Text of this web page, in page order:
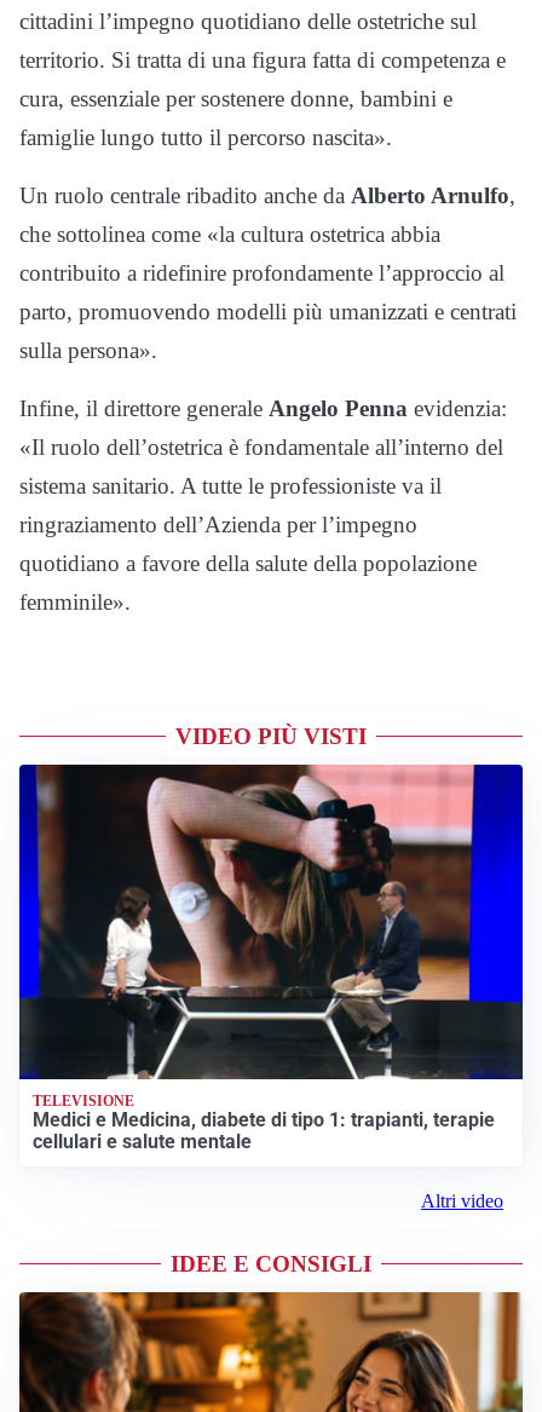
cittadini l’impegno quotidiano delle ostetriche sul
territorio. Si tratta di una figura fatta di competenza e
cura, essenziale per sostenere donne, bambini e
famiglie lungo tutto il percorso nascita».
Un ruolo centrale ribadito anche da Alberto Arnulfo,
che sottolinea come «la cultura ostetrica abbia
contribuito a ridefinire profondamente l’approccio al
parto, promuovendo modelli più umanizzati e centrati
sulla persona».
Infine, il direttore generale Angelo Penna evidenzia:
«Il ruolo dell’ostetrica è fondamentale all’interno del
sistema sanitario. A tutte le professioniste va il
ringraziamento dell’Azienda per l’impegno
quotidiano a favore della salute della popolazione
femminile».
VIDEO PIÙ VISTI
TELEVISIONE
Medici e Medicina, diabete di tipo 1: trapianti, terapie
cellulari e salute mentale
Altri video
IDEE E CONSIGLI